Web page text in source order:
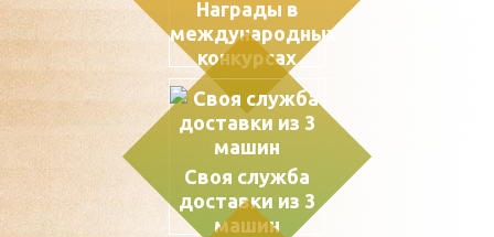
Награды в
международных
конкурсах
Своя служба
доставки из 3
машин